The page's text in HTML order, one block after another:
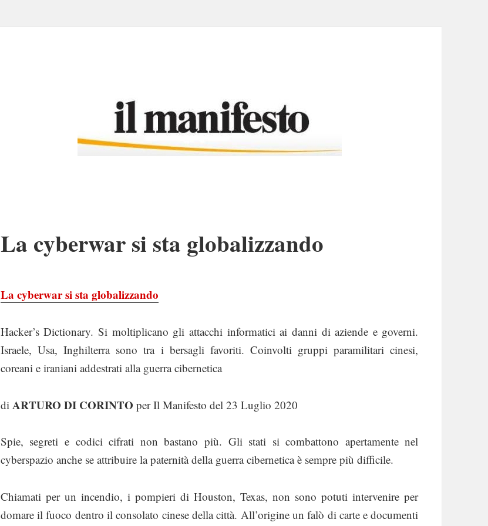
La cyberwar si sta globalizzando
La cyberwar si sta globalizzando
Hacker’s Dictionary. Si moltiplicano gli attacchi informatici ai danni di aziende e governi.
Israele, Usa, Inghilterra sono tra i bersagli favoriti. Coinvolti gruppi paramilitari cinesi,
coreani e iraniani addestrati alla guerra cibernetica
di ARTURO DI CORINTO per Il Manifesto del 23 Luglio 2020
Spie, segreti e codici cifrati non bastano più. Gli stati si combattono apertamente nel
cyberspazio anche se attribuire la paternità della guerra cibernetica è sempre più difficile.
Chiamati per un incendio, i pompieri di Houston, Texas, non sono potuti intervenire per
domare il fuoco dentro il consolato cinese della città. All’origine un falò di carte e documenti